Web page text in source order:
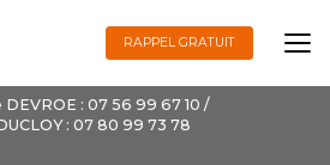
DEVROE :07 56 99 67 10 /
: 07 80 99 73 78
RAPPEL GRATUIT